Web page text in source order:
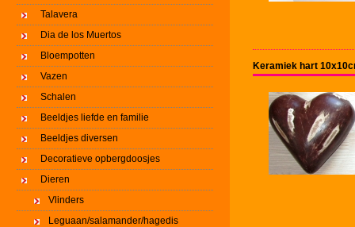
Talavera
Dia de los Muertos
Bloempotten
Vazen
Schalen
Beeldjes liefde en familie
Beeldjes diversen
Decoratieve opbergdoosjes
Dieren
Vlinders
Leguaan/salamander/hagedis
Keramiek hart